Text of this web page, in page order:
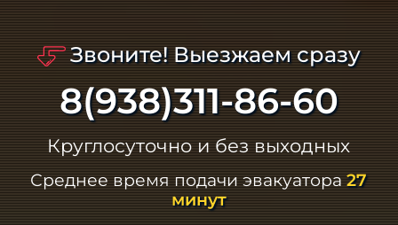
Звоните! Выезжаем сразу
8(938)311-86-60
Круглосуточно и без выходных
Среднее время подачи эвакуатора27
минут